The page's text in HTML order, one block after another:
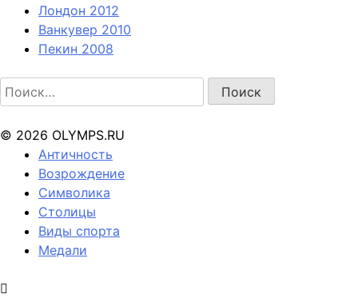
Лондон 2012
Ванкувер 2010
Пекин 2008
Найти:
© 2026 OLYMPS.RU
Античность
Возрождение
Символика
Столицы
Виды спорта
Медали